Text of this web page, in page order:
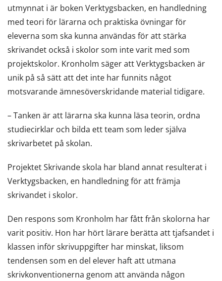
utmynnat i är boken Verktygsbacken, en handledning
med teori för lärarna och praktiska övningar för
eleverna som ska kunna användas för att stärka
skrivandet också i skolor som inte varit med som
projektskolor. Kronholm säger att Verktygsbacken är
unik på så sätt att det inte har funnits något
motsvarande ämnesöverskridande material tidigare.
– Tanken är att lärarna ska kunna läsa teorin, ordna
studiecirklar och bilda ett team som leder själva
skrivarbetet på skolan.
Projektet Skrivande skola har bland annat resulterat i
Verktygsbacken, en handledning för att främja
skrivandet i skolor.
Den respons som Kronholm har fått från skolorna har
varit positiv. Hon har hört lärare berätta att tjafsandet i
klassen inför skrivuppgifter har minskat, liksom
tendensen som en del elever haft att utmana
skrivkonventionerna genom att använda någon